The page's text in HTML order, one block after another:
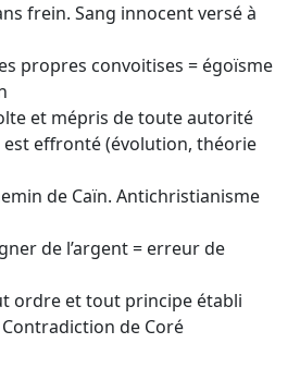
frein. Sang innocent versé à
propres convoitises = égoïsme
et mépris de toute autorité
est effronté (évolution, théorie
de Caïn. Antichristianisme
de l’argent = erreur de
ordre et tout principe établi
Contradiction de Coré